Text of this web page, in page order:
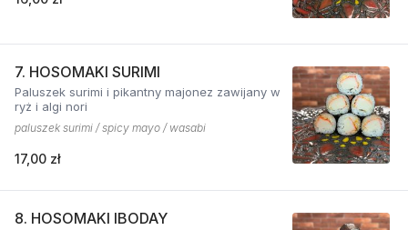
7. HOSOMAKI SURIMI
Paluszek surimi i pikantny majonez zawijany w
ryż i algi nori
paluszek surimi / spicy mayo / wasabi
17,00 zł
8. HOSOMAKI IBODAY